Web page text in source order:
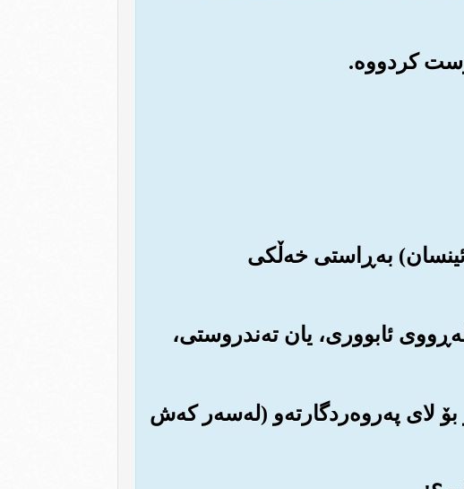
ئینسان) به‌ڕاستی خه‌ڵکی
ئابووری، یان ته‌ندروستی،
لای په‌روه‌ردگارته‌و (له‌سه‌ر که‌ش